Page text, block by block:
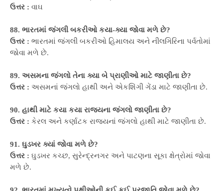
ઉત્તર : વાઘ
88. ભારતમાં જંગલી બકરીઓ કયા-ક્યા જોવા મળે છે?
ઉત્તર : ભારતમાં જંગલી બકરીઓ હિમાલય અને નીલગિરિના પર્વતોમાં
જોવા મળે છે.
89. અસમના જંગલો તેના ક્યા બે પ્રાણીઓ માટે જાણીતા છે?
ઉત્તર : અસમનાં જંગલો હાથી અને એકશિંગી ગેંડા માટે જાણીતા છે.
90. હાથી માટે કયા કયા રાજ્યના જંગલો જાણીતા છે?
ઉત્તર : કેરલ અને કર્ણાટક રાજ્યનાં જંગલો હાથી માટે જાણીતા છે.
91. ઘુડખર ક્યાં જોવા મળે છે?
ઉત્તર : ઘુડખર કચ્છ, સુરેન્દ્રનગર અને પાટણના સૂકા ક્ષેત્રોમાં જોવા
મળે છે.